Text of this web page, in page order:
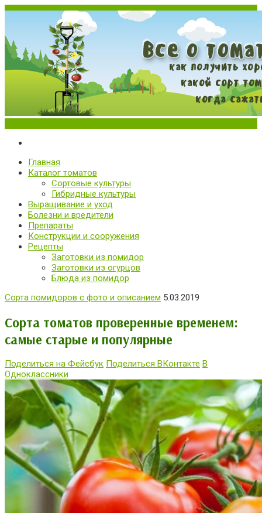
Все о томатах. Выращивание томатов. Сорта и рассада.
Выращивание и уход за томатами
Главная
Каталог томатов
Сортовые культуры
Гибридные культуры
Выращивание и уход
Болезни и вредители
Препараты
Конструкции и сооружения
Рецепты
Заготовки из помидор
Заготовки из огурцов
Блюда из помидор
Сорта помидоров с фото и описанием 5.03.2019
Сорта томатов проверенные временем:
самые старые и популярные
Поделиться на Фейсбук Поделиться ВКонтакте В
Одноклассники